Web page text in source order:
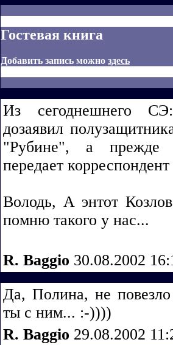
Гостевая книга
Добавить запись можно здесь
Из сегоднешнего
дозаявил
"Рубине", а прежде
передает
Володь, А энтот
помню такого у нас...
R. Baggio 30.08.2002
Да, Полина, не
ты с ним... :-))))
R. Baggio 29.08.2002